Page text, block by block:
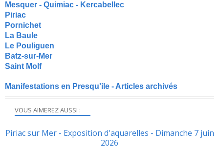
VOUS AIMEREZ AUSSI :
Piriac sur Mer - Exposition d'aquarelles - Dimanche 7 juin
2026
Mesquer - Quimiac - Kercabellec
Piriac
Pornichet
La Baule
Le Pouliguen
Batz-sur-Mer
Saint Molf
Manifestations en Presqu'ile - Articles archivés